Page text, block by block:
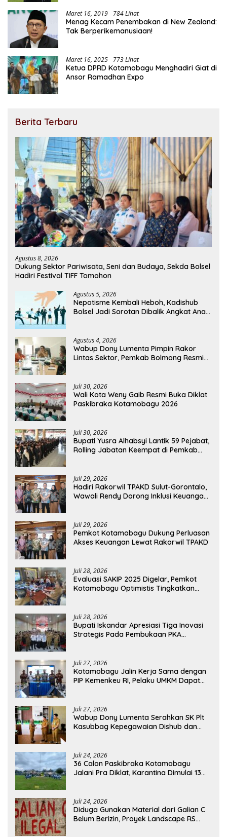
Maret 16, 2019 784 Lihat
Menag Kecam Penembakan di New Zealand:
Tak Berperikemanusiaan!
Maret 16, 2025 773 Lihat
Ketua DPRD Kotamobagu Menghadiri Giat di
Ansor Ramadhan Expo
Berita Terbaru
Agustus 8, 2026
Dukung Sektor Pariwisata, Seni dan Budaya, Sekda Bolsel
Hadiri Festival TIFF Tomohon
Agustus 5, 2026
Nepotisme Kembali Heboh, Kadishub
Bolsel Jadi Sorotan Dibalik Angkat Anak
Agustus 4, 2026
Wabup Dony Lumenta Pimpin Rakor
Lintas Sektor, Pemkab Bolmong Resmi
Juli 30, 2026
Wali Kota Weny Gaib Resmi Buka Diklat
Paskibraka Kotamobagu 2026
Juli 30, 2026
Bupati Yusra Alhabsyi Lantik 59 Pejabat,
Rolling Jabatan Keempat di Pemkab
Juli 29, 2026
Hadiri Rakorwil TPAKD Sulut-Gorontalo,
Wawali Rendy Dorong Inklusi Keuangan
Juli 29, 2026
Pemkot Kotamobagu Dukung Perluasan
Akses Keuangan Lewat Rakorwil TPAKD
Juli 28, 2026
Evaluasi SAKIP 2025 Digelar, Pemkot
Kotamobagu Optimistis Tingkatkan
Juli 28, 2026
Bupati Iskandar Apresiasi Tiga Inovasi
Strategis Pada Pembukaan PKA
Juli 27, 2026
Kotamobagu Jalin Kerja Sama dengan
PIP Kemenkeu RI, Pelaku UMKM Dapat
Juli 27, 2026
Wabup Dony Lumenta Serahkan SK Plt
Kasubbag Kepegawaian Dishub dan
Juli 24, 2026
36 Calon Paskibraka Kotamobagu
Jalani Pra Diklat, Karantina Dimulai 13
Juli 24, 2026
Diduga Gunakan Material dari Galian C
Belum Berizin, Proyek Landscape RS